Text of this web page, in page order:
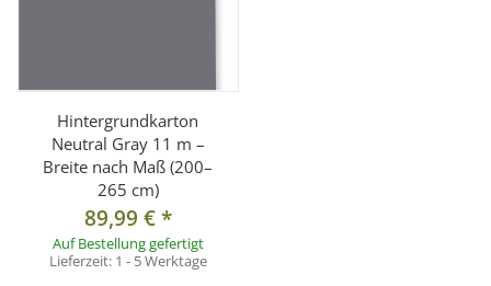
Hintergrundkarton
Neutral Gray 11 m –
Breite nach Maß (200–
265 cm)
89,99 €*
Auf Bestellung gefertigt
Lieferzeit: 1 - 5 Werktage